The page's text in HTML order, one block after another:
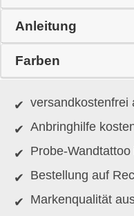
Anleitung
Farben
versandkostenfrei
Anbringhilfe
Probe-
Bestellung auf
Markenqualität